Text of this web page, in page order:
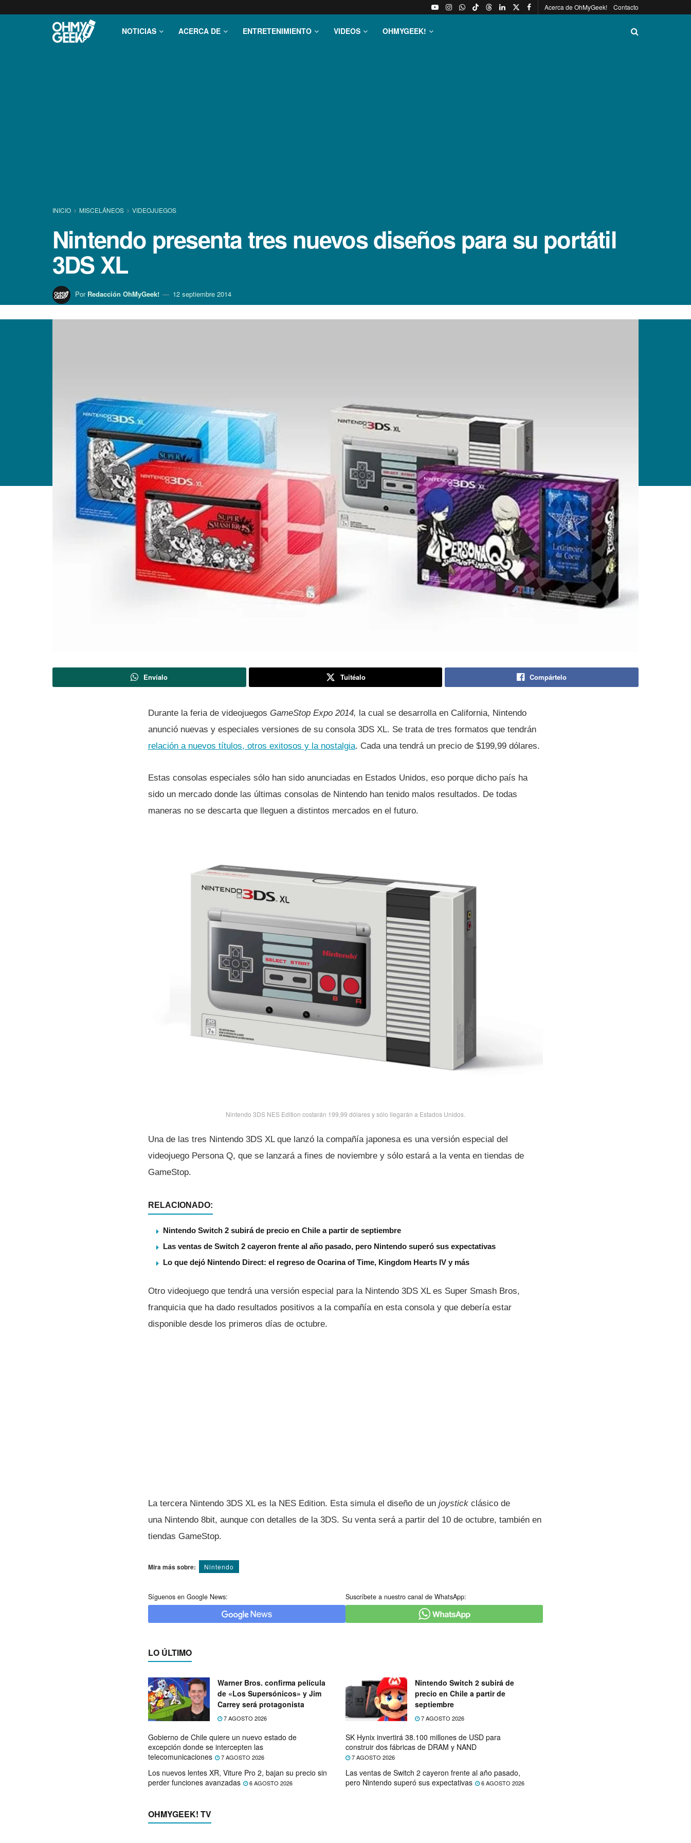
Acerca de OhMyGeek! Contacto
NOTICIAS ACERCA DE ENTRETENIMIENTO VIDEOS OHMYGEEK!
INICIO MISCELÁNEOS VIDEOJUEGOS
Nintendo presenta tres nuevos diseños para su portátil
3DS XL
Por Redacción OhMyGeek! 12 septiembre 2014
Envíalo Tuitéalo Compártelo
Durante la feria de videojuegos GameStop Expo 2014, la cual se desarrolla en California, Nintendo
anunció nuevas y especiales versiones de su consola 3DS XL. Se trata de tres formatos que tendrán
relación a nuevos tí­tulos, otros exitosos y la nostalgia. Cada una tendrá un precio de $199,99 dólares.
Estas consolas especiales sólo han sido anunciadas en Estados Unidos, eso porque dicho paí­s ha
sido un mercado donde las últimas consolas de Nintendo han tenido malos resultados. De todas
maneras no se descarta que lleguen a distintos mercados en el futuro.
Nintendo 3DS NES Edition costarán 199,99 dólares y sólo llegarán a Estados Unidos.
Una de las tres Nintendo 3DS XL que lanzó la compañí­a japonesa es una versión especial del
videojuego Persona Q, que se lanzará a fines de noviembre y sólo estará a la venta en tiendas de
GameStop.
RELACIONADO:
Nintendo Switch 2 subirá de precio en Chile a partir de septiembre
Las ventas de Switch 2 cayeron frente al año pasado, pero Nintendo superó sus expectativas
Lo que dejó Nintendo Direct: el regreso de Ocarina of Time, Kingdom Hearts IV y más
Otro videojuego que tendrá una versión especial para la Nintendo 3DS XL es Super Smash Bros,
franquicia que ha dado resultados positivos a la compañí­a en esta consola y que deberí­a estar
disponible desde los primeros dí­as de octubre.
La tercera Nintendo 3DS XL es la NES Edition. Esta simula el diseño de un joystick clásico de
una Nintendo 8bit, aunque con detalles de la 3DS. Su venta será a partir del 10 de octubre, también en
tiendas GameStop.
Mira más sobre: Nintendo
Síguenos en Google News: Suscríbete a nuestro canal de WhatsApp:
LO ÚLTIMO
Warner Bros. confirma película
de «Los Supersónicos» y Jim
Carrey será protagonista
7 AGOSTO 2026
Nintendo Switch 2 subirá de
precio en Chile a partir de
septiembre
7 AGOSTO 2026
Gobierno de Chile quiere un nuevo estado de
excepción donde se intercepten las
telecomunicaciones
7 AGOSTO 2026
SK Hynix invertirá 38.100 millones de USD para
construir dos fábricas de DRAM y NAND
7 AGOSTO 2026
Los nuevos lentes XR, Viture Pro 2, bajan su precio sin
perder funciones avanzadas
6 AGOSTO 2026
Las ventas de Switch 2 cayeron frente al año pasado,
pero Nintendo superó sus expectativas
6 AGOSTO 2026
OHMYGEEK! TV